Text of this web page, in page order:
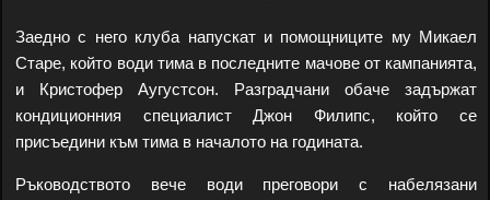
Заедно с него клуба напускат и помощниците му Микаел
Старе, който води тима в последните мачове от кампанията,
и Кристофер Аугустсон. Разградчани обаче задържат
кондиционния специалист Джон Филипс, който се
присъедини към тима в началото на годината.
Ръководството вече води преговори с набелязани